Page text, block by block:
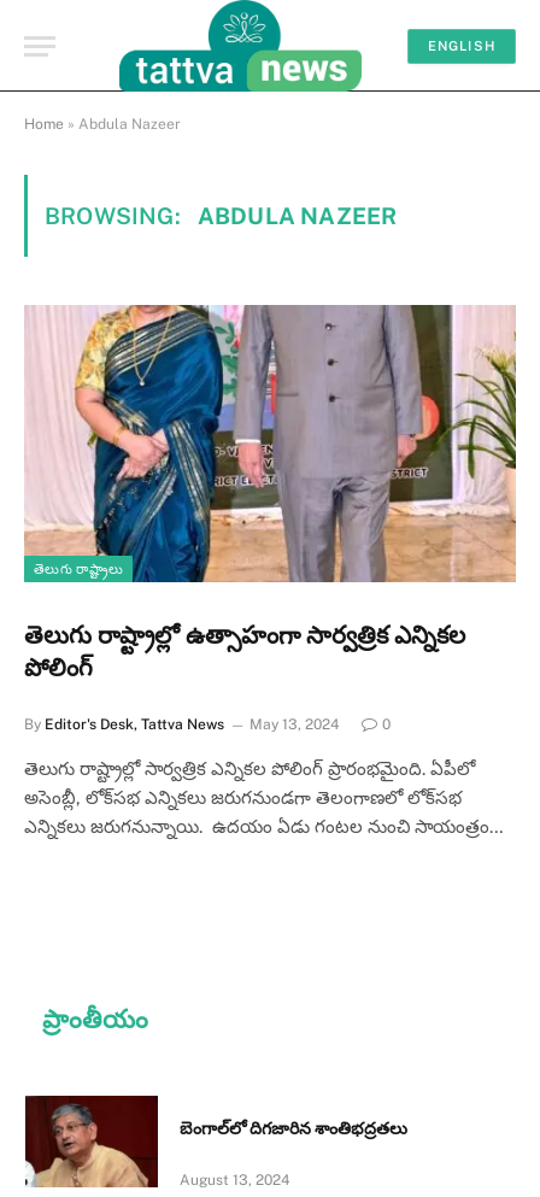
ENGLISH
Home » Abdula Nazeer
BROWSING: ABDULA NAZEER
తెలుగు రాష్ట్రాలు
తెలుగు రాష్ట్రాల్లో ఉత్సాహంగా సార్వత్రిక ఎన్నికల
పోలింగ్
By Editor's Desk, Tattva News May 13, 2024 0
తెలుగు రాష్ట్రాల్లో సార్వత్రిక ఎన్నికల పోలింగ్ ప్రారంభమైంది. ఏపీలో
అసెంబ్లీ, లోక్‌సభ ఎన్నికలు జరుగనుండగా తెలంగాణలో లోక్‌సభ
ఎన్నికలు జరుగనున్నాయి. ఉదయం ఏడు గంటల నుంచి సాయంత్రం…
ప్రాంతీయం
బెంగాల్‌లో దిగజారిన శాంతిభద్రతలు
August 13, 2024